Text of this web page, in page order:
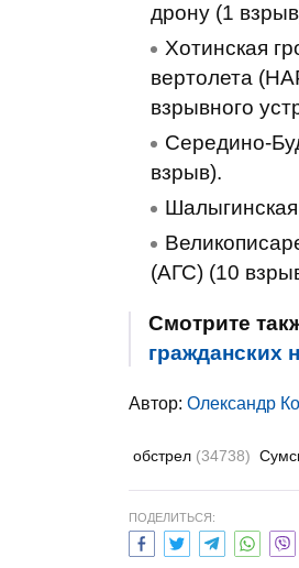
дрону (1
Хотинская
вертолета
взрывного
Середино-
взрыв).
(АГС) (10
Смотрите
гражданских
Автор: Олександр
обстрел (34738)
ПОДЕЛИТЬСЯ: